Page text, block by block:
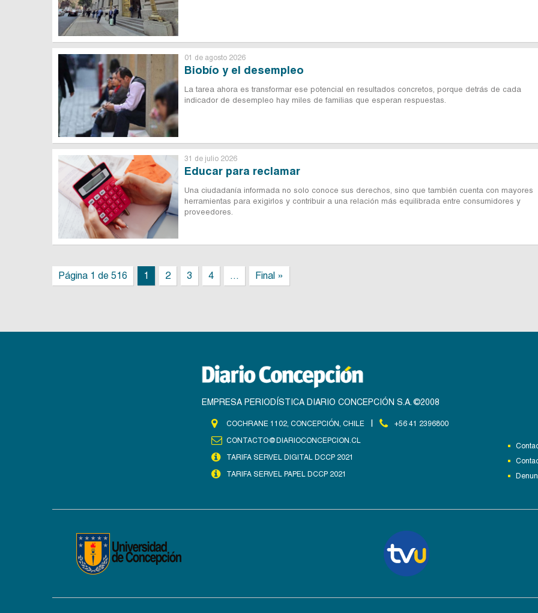
01 de agosto 2026
Biobío y el desempleo
La tarea ahora es transformar ese potencial en resultados concretos, porque detrás de cada
indicador de desempleo hay miles de familias que esperan respuestas.
31 de julio 2026
Educar para reclamar
Una ciudadanía informada no solo conoce sus derechos, sino que también cuenta con mayores
herramientas para exigirlos y contribuir a una relación más equilibrada entre consumidores y
proveedores.
Página 1 de 516 1 2 3 4 ... Final »
EMPRESA PERIODÍSTICA DIARIO CONCEPCIÓN S.A. ©2008
COCHRANE 1102, CONCEPCIÓN, CHILE
+56 41 2396800
CONTACTO@DIARIOCONCEPCION.CL
TARIFA SERVEL DIGITAL DCCP 2021
TARIFA SERVEL PAPEL DCCP 2021